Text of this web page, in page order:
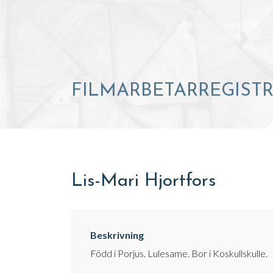
Lis-Mari Hjortfors
Beskrivning
Född i Porjus. Lulesame. Bor i Koskullskulle.